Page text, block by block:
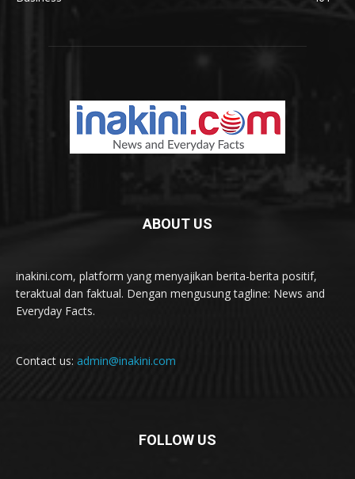
ABOUT US
inakini.com, platform yang menyajikan berita-berita positif,
teraktual dan faktual. Dengan mengusung tagline: News and
Everyday Facts.
Contact us: admin@inakini.com
FOLLOW US